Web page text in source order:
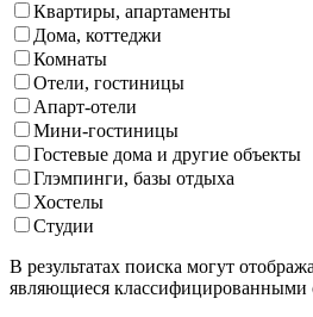
Квартиры, апартаменты
Дома, коттеджи
Комнаты
Отели, гостиницы
Апарт-отели
Мини-гостиницы
Гостевые дома и другие объекты
Глэмпинги, базы отдыха
Хостелы
Студии
В результатах поиска могут
являющиеся классифицированными